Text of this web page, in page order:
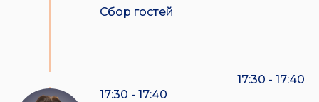
Сбор гостей
17:30 - 17:40
17:30 - 17:40